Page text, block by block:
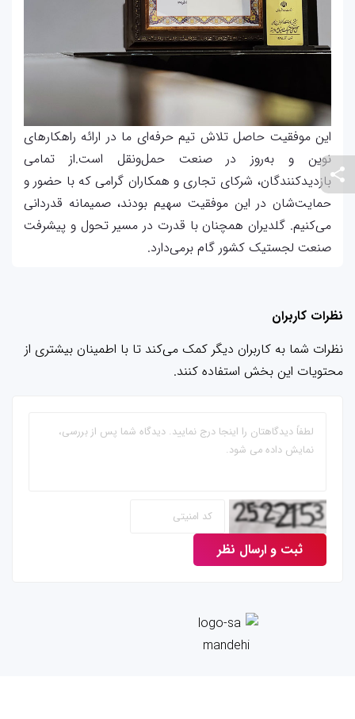
این موفقیت حاصل تلاش تیم حرفه‌ای ما در ارائه راهکارهای
نوین و به‌روز در صنعت حمل‌ونقل است.از تمامی
بازدیدکنندگان، شرکای تجاری و همکاران گرامی که با حضور و
حمایت‌شان در این موفقیت سهیم بودند، صمیمانه قدردانی
می‌کنیم. گلدیران همچنان با قدرت در مسیر تحول و پیشرفت
صنعت لجستیک کشور گام برمی‌دارد.
نظرات کاربران
نظرات شما به کاربران دیگر کمک می‌کند تا با اطمینان بیشتری از
محتویات این بخش استفاده کنند.
ثبت و ارسال نظر